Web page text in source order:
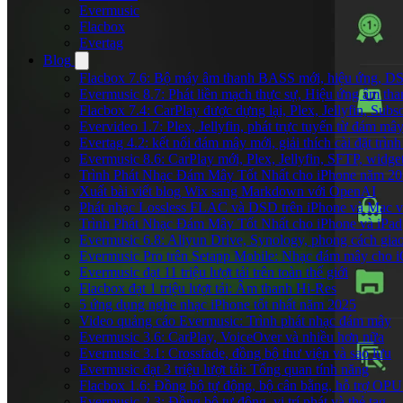
Evermusic
Flacbox
Evertag
Blog
Flacbox 7.6: Bộ máy âm thanh BASS mới, hiệu ứng,
Evermusic 8.7: Phát liền mạch thực sự, Hiệu ứng âm
Flacbox 7.4: CarPlay được dựng lại, Plex, Jellyfin,
Evervideo 1.7: Plex, Jellyfin, phát trực tuyến từ đám
Evertag 4.2: kết nối đám mây mới, giải thích cài đặt
Evermusic 8.6: CarPlay mới, Plex, Jellyfin, SFTP,
Trình Phát Nhạc Đám Mây Tốt Nhất cho iPhone năm
Xuất bài viết blog Wix sang Markdown với OpenAI
Phát nhạc Lossless FLAC và DSD trên iPhone và Mac
Trình Phát Nhạc Đám Mây Tốt Nhất cho iPhone và iPad
Evermusic 6.8: Aliyun Drive, Synology, phong cách
Evermusic Pro trên Setapp Mobile: Nhạc đám mây cho
Evermusic đạt 11 triệu lượt tải trên toàn thế giới
Flacbox đạt 1 triệu lượt tải: Âm thanh Hi-Res
5 ứng dụng nghe nhạc iPhone tốt nhất năm 2025
Video quảng cáo Evermusic: Trình phát nhạc đám mây
Evermusic 3.6: CarPlay, VoiceOver và nhiều hơn nữa
Evermusic 3.1: Crossfade, đồng bộ thư viện và sao lưu
Evermusic đạt 3 triệu lượt tải: Tổng quan tính năng
Flacbox 1.6: Đồng bộ tự động, bộ cân bằng, hỗ trợ